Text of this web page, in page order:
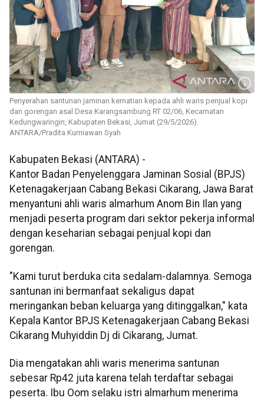
Penyerahan santunan jaminan kematian kepada ahli waris penjual kopi
dan gorengan asal Desa Karangsambung RT 02/06, Kecamatan
Kedungwaringin, Kabupaten Bekasi, Jumat (29/5/2026).
ANTARA/Pradita Kurniawan Syah
Kabupaten Bekasi (ANTARA) -
Kantor Badan Penyelenggara Jaminan Sosial (BPJS)
Ketenagakerjaan Cabang Bekasi Cikarang, Jawa Barat
menyantuni ahli waris almarhum Anom Bin Ilan yang
menjadi peserta program dari sektor pekerja informal
dengan keseharian sebagai penjual kopi dan
gorengan.
"Kami turut berduka cita sedalam-dalamnya. Semoga
santunan ini bermanfaat sekaligus dapat
meringankan beban keluarga yang ditinggalkan," kata
Kepala Kantor BPJS Ketenagakerjaan Cabang Bekasi
Cikarang Muhyiddin Dj di Cikarang, Jumat.
Dia mengatakan ahli waris menerima santunan
sebesar Rp42 juta karena telah terdaftar sebagai
peserta. Ibu Oom selaku istri almarhum menerima